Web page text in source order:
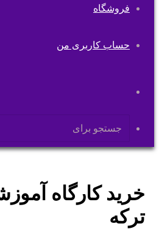
فروشگاه
حساب کاربری من
پوسته
خرید کارگاه
ترکه